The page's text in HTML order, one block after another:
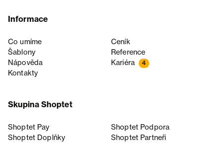
Informace
Co umíme
Ceník
Šablony
Reference
Nápověda
Kariéra 4
Kontakty
Skupina Shoptet
Shoptet Pay
Shoptet Podpora
Shoptet Doplňky
Shoptet Partneři